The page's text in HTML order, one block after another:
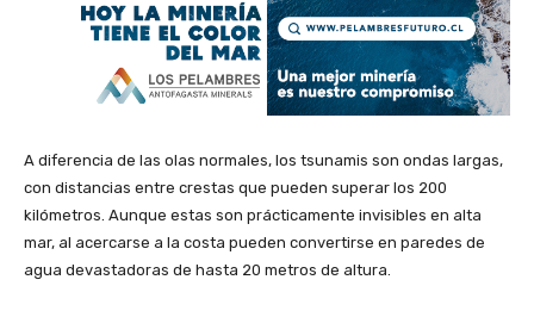
A diferencia de las olas normales, los tsunamis son ondas largas,
con distancias entre crestas que pueden superar los 200
kilómetros. Aunque estas son prácticamente invisibles en alta
mar, al acercarse a la costa pueden convertirse en paredes de
agua devastadoras de hasta 20 metros de altura.